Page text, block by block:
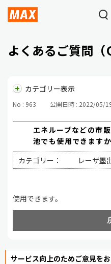
よくあるご質問（
カテゴリー表示
No : 963 公開日時 : 2022/05/
エネループなどの市
池でも使用できますか
カテゴリー：
レーザ墨
使用できます。
サービス向上のためご意見を